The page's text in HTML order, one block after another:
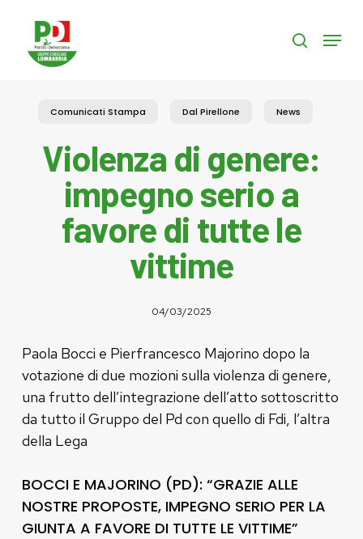
content
search
Menu
Comunicati Stampa Dal Pirellone News
Violenza di genere:
impegno serio a
favore di tutte le
vittime
04/03/2025
Paola Bocci e Pierfrancesco Majorino dopo la
votazione di due mozioni sulla violenza di genere,
una frutto dell’integrazione dell’atto sottoscritto
da tutto il Gruppo del Pd con quello di Fdi, l’altra
della Lega
BOCCI E MAJORINO (PD): “GRAZIE ALLE
NOSTRE PROPOSTE, IMPEGNO SERIO PER LA
GIUNTA A FAVORE DI TUTTE LE VITTIME”